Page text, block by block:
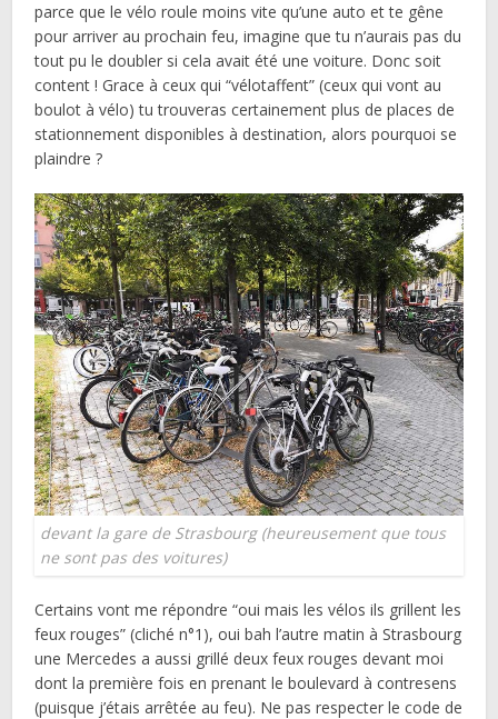
parce que le vélo roule moins vite qu’une auto et te gêne
pour arriver au prochain feu, imagine que tu n’aurais pas du
tout pu le doubler si cela avait été une voiture. Donc soit
content ! Grace à ceux qui “vélotaffent” (ceux qui vont au
boulot à vélo) tu trouveras certainement plus de places de
stationnement disponibles à destination, alors pourquoi se
plaindre ?
devant la gare de Strasbourg (heureusement que tous
ne sont pas des voitures)
Certains vont me répondre “oui mais les vélos ils grillent les
feux rouges” (cliché n°1), oui bah l’autre matin à Strasbourg
une Mercedes a aussi grillé deux feux rouges devant moi
dont la première fois en prenant le boulevard à contresens
(puisque j’étais arrêtée au feu). Ne pas respecter le code de